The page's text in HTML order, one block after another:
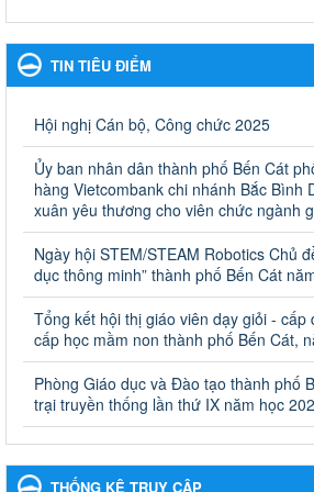
Kế hoạch Phổ biến, giáo dục pháp
Giáo dục và Đào tạo thành phố Bến Cát
Kế hoạch Phổ biến, giáo dục pháp luật
Ngày ban hành: 28/02/2025
Quyết định công bố thủ tục hành
vực giáo dục đào tạo thuộc hệ giáo
giáo dục khác thuộc thẩm quyền giải
và Đào tạo, Ủy ban nhân dân cấp
Quyết định công bố thủ tục hành chính
giáo dục đào tạo thuộc hệ giáo dục quốc
khác thuộc thẩm quyền giải quyết của
Ủy ban nhân dân cấp huyện
Ngày ban hành: 30/09/2024
Hướng dẫn thực hiện nhiệm vụ giáo
2024-2025
Hướng dẫn thực hiện nhiệm vụ giáo dục
2025
Ngày ban hành: 26/09/2024
TIN TIÊU ĐIỂM
Hội nghị Cán bộ, Công chức 2025
Ủy ban nhân dân thành phố Bến Cát
hàng Vietcombank chi nhánh Bắc Bình
xuân yêu thương cho viên chức ngành
Ngày hội STEM/STEAM Robotics Chủ
dục thông minh” thành phố Bến Cát
Tổng kết hội thị giáo viên dạy giỏi - cấp
cấp học mầm non thành phố Bến Cát,
Phòng Giáo dục và Đào tạo thành phố
trại truyền thống lần thứ IX năm học
THỐNG KÊ TRUY CẬP